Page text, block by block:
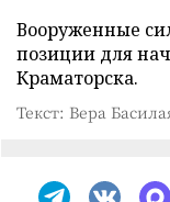
Вооруженные
позиции для
Краматорска.
Текст: Вера